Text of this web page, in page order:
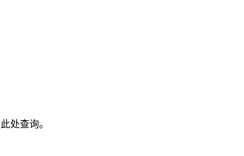
处查询。